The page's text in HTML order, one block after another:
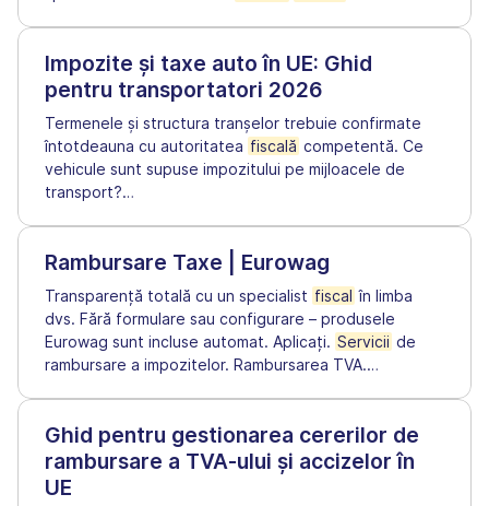
Impozite și taxe auto în UE: Ghid
pentru transportatori 2026
Termenele și structura tranșelor trebuie confirmate
întotdeauna cu autoritatea fiscală competentă. Ce
vehicule sunt supuse impozitului pe mijloacele de
transport?…
Rambursare Taxe | Eurowag
Transparență totală cu un specialist fiscal în limba
dvs. Fără formulare sau configurare – produsele
Eurowag sunt incluse automat. Aplicați. Servicii de
rambursare a impozitelor. Rambursarea TVA.…
Ghid pentru gestionarea cererilor de
rambursare a TVA-ului și accizelor în
UE